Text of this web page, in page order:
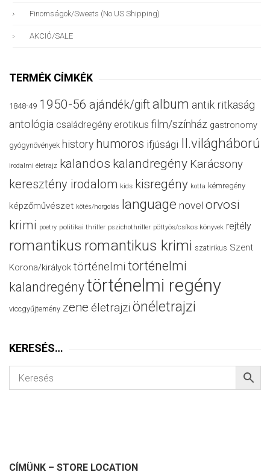
Finomságok/sweets (no US Shipping)
AKCIÓ/SALE
TERMÉK CÍMKÉK
1848-49 1950-56 ajándék/giftalbum antik ritkaság
antológia családregény erotikus film/színház gastronomy
gyógynövények history humoros ifjúsági II.világháború
irodalmi életrajz kalandos kalandregény Karácsony
keresztény irodalom kids kisregény kotta kémregény
képzőművészet kötés/horgolás language novel orvosi
krimi poetry politikai thriller pszichothriller pöttyös/csíkos könyvek rejtély
romantikus romantikus krimi szatirikus Szent
Korona/királyok történelmi történelmi
kalandregénytörténelmi regény
viccgyűjtemény zene életrajzi önéletrajzi
KERESÉS…
CÍMÜNK – STORE LOCATION